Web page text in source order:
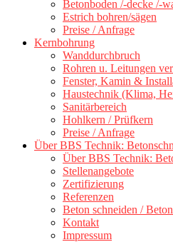
Betonboden /-decke /-
Estrich bohren/sägen
Preise / Anfrage
Kernbohrung
Wanddurchbruch
Rohren u. Leitungen
Fenster, Kamin &
Haustechnik (Klima,
Sanitärbereich
Hohlkern / Prüfkern
Preise / Anfrage
Über BBS Technik:
Über BBS Technik:
Stellenangebote
Zertifizierung
Referenzen
Beton schneiden /
Kontakt
Impressum